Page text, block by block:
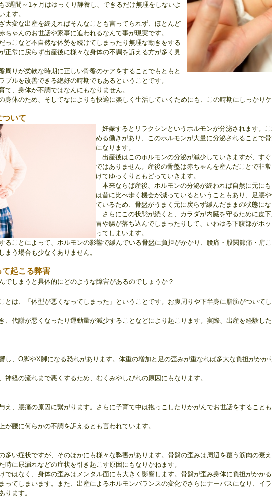
3週間～1ヶ月はゆっくり静養し、できるだけ無理をしないよ
ます。
大変な出産を終えればそんなことも言ってられず、ほとんど
ちゃんのお世話や家事に追われるなんて事が現実です。
っこなど不自然な体勢を続けてしまったり無理な動きをする
正常に戻らず出産後に様々な身体の不調を訴える方が多く見
周りが柔軟な時期に正しい骨盤のケアをすることでもともと
ブルを改善できる絶好の時期でもあるということです。
て、身体が不調ではなんにもなりません。
身体のため、そしてなによりも快適に楽しく生活していくためにも、この時期にしっかり
ついて
妊娠するとリラクシンというホルモンが分泌されます。
める働きがあり、このホルモンが大量に分泌されることで
になります。
出産後はこのホルモンの分泌が減少していきますが、す
ではありません。産後の骨盤は赤ちゃんを産んだことで非
けてゆっくりともどっていきます。
本来ならば産後、ホルモンの分泌が終われば自然に元にも
は昔に比べ歩く機会が減っているということもあり、足腰
ているため、骨盤がうまく元に戻らず緩んだままの状態に
さらにこの状態が続くと、カラダが内臓を守るために皮
胃や腸が落ち込んでしまったりして、いわゆる下腹部がポ
ってしまいます。
ることによって、ホルモンの影響で緩んでいる骨盤に負担がかかり、腰痛・股関節痛・肩
まう場合も少なくありません。
て起こる弊害
でしまうと具体的にどのような障害があるのでしょうか？
とは、「体型が悪くなってしまった」ということです。 お腹周りや下半身に脂肪がついて
、代謝が悪くなったり運動量が減少することなどにより起こります。実際、出産を経験し
し、O脚やX脚になる恐れがあります。体重の増加と足の歪みが重なれば多大な負担がかか
神経の流れまで悪くするため、むくみやしびれの原因にもなります。
え、腰痛の原因に繋がります。さらに子育て中は抱っこしたりかがんでお世話をすること
が腰に何らかの不調を訴えるとも言われています。
多い症状ですが、そのほかにも様々な弊害があります。 骨盤の歪みは周辺を覆う筋肉の衰
時に尿漏れなどの症状を引き起こす原因にもなりかねます。
ではなく、身体の歪みはメンタル面にも大きく影響します。 骨盤が歪み身体に負担がかか
ってしまいます。また、出産によるホルモンバランスの変化でさらにナーバスになり、イ
ります。